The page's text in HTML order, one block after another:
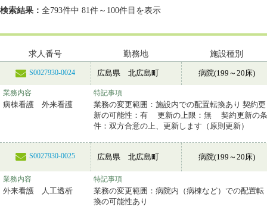
検索結果： 全793件中 81件～100件目を表示
求人番号 勤務地 施設種別
S0027930-0024 広島県 北広島町 病院(199～20床)
業務内容
病棟看護 外来看護
特記事項
業務の変更範囲：施設内での配置転換あり 契約更
新の可能性：有 更新の上限：無 契約更新の条
件：双方合意の上、更新します（原則更新）
S0027930-0025 広島県 北広島町 病院(199～20床)
業務内容
外来看護 人工透析
特記事項
業務の変更範囲：病院内（病棟など）での配置転
換の可能性あり